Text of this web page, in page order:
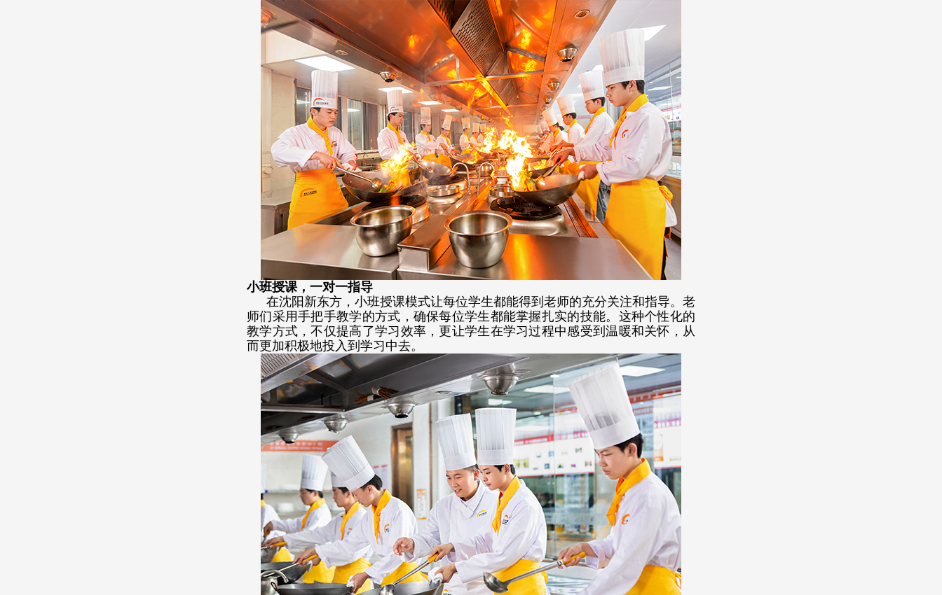
小班授课，一对一指导
在沈阳新东方， 小班授课模式让每位学生都能得到老师的充分关注和指导。老
师们采用手把手教学的方式，确保每位学生都能掌握扎实的技能。 这种个性化的
教学方式，不仅提高了学习效率，更让学生在学习过程中感受到温暖和关怀，从
而更加积极地投入到学习中去。